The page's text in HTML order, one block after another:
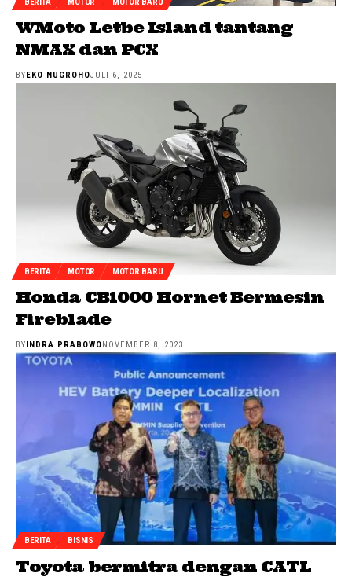
WMoto Letbe Island tantang
NMAX dan PCX
BY EKO NUGROHOJULI 6, 2025
BERITA MOTOR MOTOR BARU
Honda CB1000 Hornet Bermesin
Fireblade
BY INDRA PRABOWO NOVEMBER 8, 2023
BERITA BISNIS
Toyota bermitra dengan CATL